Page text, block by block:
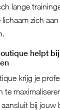
lange
zich
helpt
krijg je
te
bij jouw